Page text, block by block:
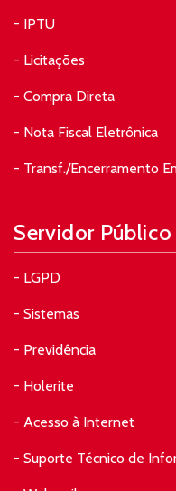
- IPTU
- Licitações
- Compra Direta
- Nota Fiscal Eletrônica
- Transf./Encerramento
Servidor Público
- LGPD
- Sistemas
- Previdência
- Holerite
- Acesso à Internet
- Suporte Técnico de